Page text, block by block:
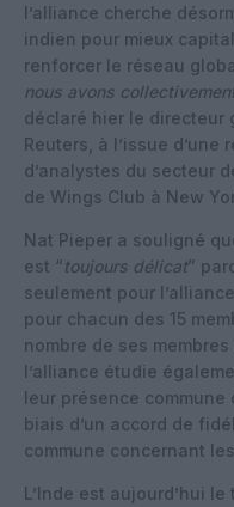
l’alliance cherche
indien pour mieux
renforcer le réseau
nous avons
déclaré hier le directeur
Reuters, à l’issue
d’analystes du secteur
de Wings Club à New
Nat Pieper a souligné
est “toujours délicat”
seulement pour
pour chacun des 15
nombre de ses
l’alliance étudie
leur présence commune
biais d’un accord de
commune concernant
L’Inde est aujourd’hui